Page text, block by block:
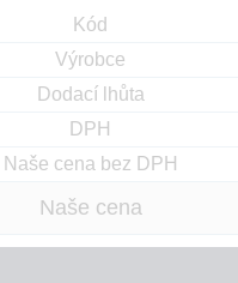
Kód
Výrobce
Dodací lhůta
DPH
Naše cena bez DPH
Naše cena